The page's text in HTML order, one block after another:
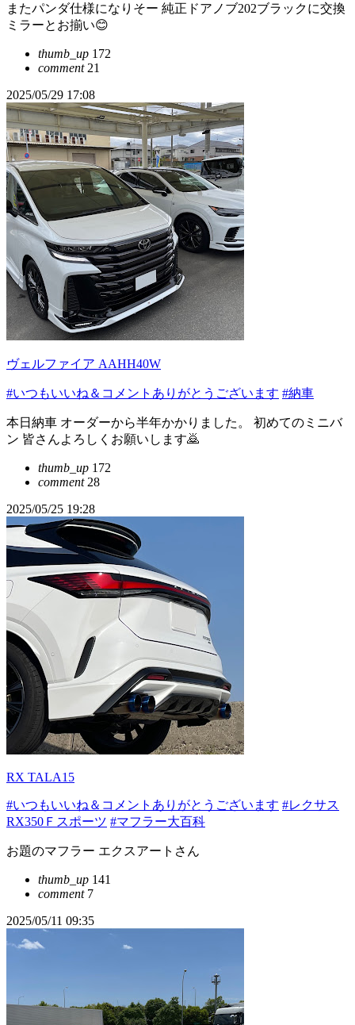
またパンダ仕様になりそー 純正ドアノブ202ブラックに交換
ミラーとお揃い😊
thumb_up 172
comment21
2025/05/29 17:08
ヴェルファイア AAHH40W
#いつもいいね＆コメントありがとうございます #納車
本日納車 オーダーから半年かかりました。 初めてのミニバ
ン 皆さんよろしくお願いします🙇
thumb_up 172
comment28
2025/05/25 19:28
RX TALA15
#いつもいいね＆コメントありがとうございます #レクサス
RX350Ｆスポーツ #マフラー大百科
お題のマフラー エクスアートさん
thumb_up 141
comment7
2025/05/11 09:35